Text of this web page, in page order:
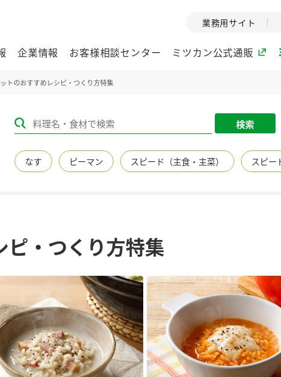
調味酢 お酢ドリンク
スープ 中華 クイック調味料 レモン果汁 ふり
企業情報
企業理念
ミツカングループの企
ミツカン
創業から現
環境への取り組み
ミツカンの環境への取
す。
テーマと
活動を行
た。
MIM（ミツカンミュ
ージアム）
ミツカンの酢づくりの
各部門が
いること
「未来ビ
お客様相談センター ミツカン公式通販
業務用サイト
トのおすすめレシピ・つくり方特集
検索
なす ピーマン スピード（主食・主菜） スピー
ピ・つくり方特集